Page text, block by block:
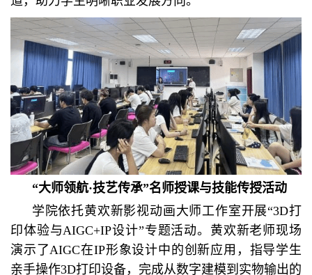
“大师领航·技艺传承”名师授课与技能传授活动
学院依托黄欢新影视动画大师工作室开展“3D打
印体验与AIGC+IP设计”专题活动。黄欢新老师现场
演示了AIGC在IP形象设计中的创新应用，指导学生
亲手操作3D打印设备，完成从数字建模到实物输出的